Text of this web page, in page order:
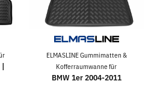
ELMASLINE Gummimatten &
Kofferraumwanne für
BMW 1er 2004-2011